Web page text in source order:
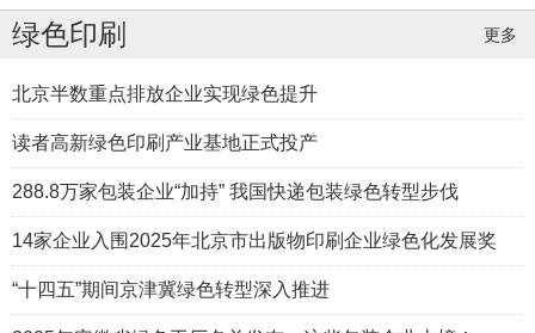
北京制造业数字化转型最高可获200万元奖励
绿色印刷 更多
北京半数重点排放企业实现绿色提升
读者高新绿色印刷产业基地正式投产
288.8万家包装企业“加持” 我国快递包装绿色转型步伐
14家企业入围2025年北京市出版物印刷企业绿色化发展奖
“十四五”期间京津冀绿色转型深入推进